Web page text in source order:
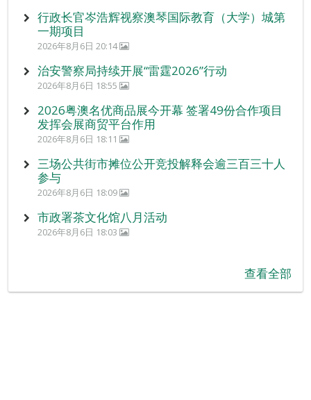
行政长官岑浩辉视察澳琴国际教育（大学）城第
一期项目
2026年8月6日 20:14
治安警察局持续开展“雷霆2026”行动
2026年8月6日 18:55
2026粤澳名优商品展今开幕 签署49份合作项目
发挥会展商贸平台作用
2026年8月6日 18:11
三场公共街市摊位公开竞投解释会逾三百三十人
参与
2026年8月6日 18:09
市政署茶文化馆八月活动
2026年8月6日 18:03
查看全部